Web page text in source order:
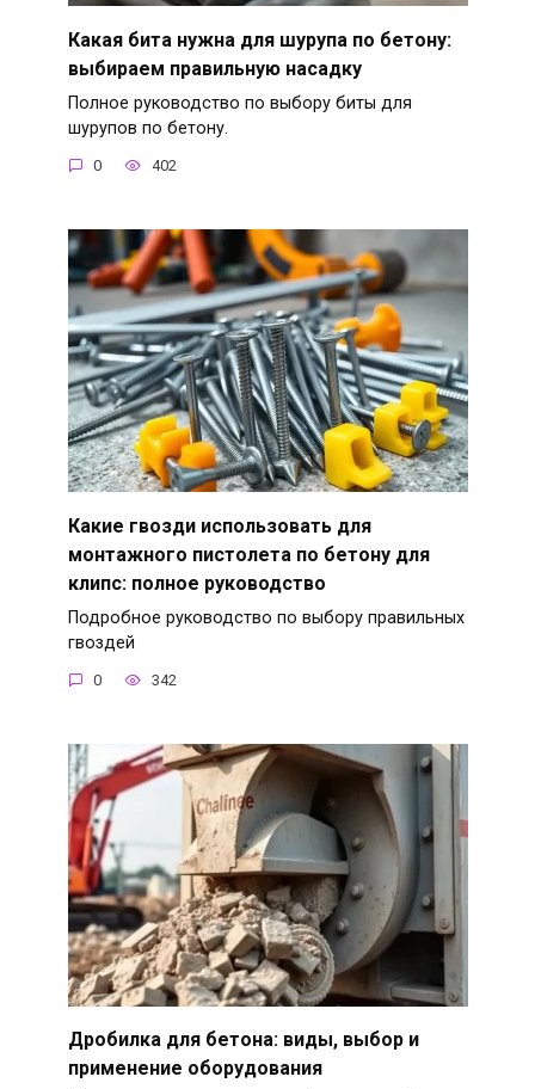
Какая бита нужна для шурупа по бетону:
выбираем правильную насадку
Полное руководство по выбору биты для
шурупов по бетону.
0 402
Какие гвозди использовать для
монтажного пистолета по бетону для
клипс: полное руководство
Подробное руководство по выбору правильных
гвоздей
0 342
Дробилка для бетона: виды, выбор и
применение оборудования